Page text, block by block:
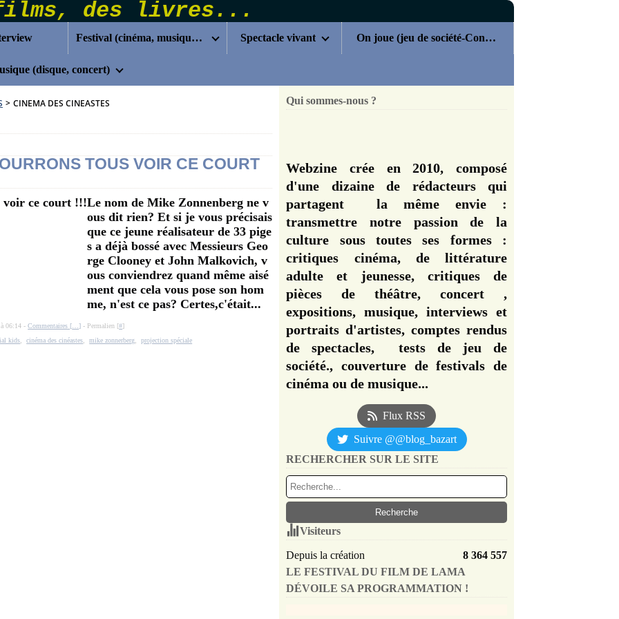
Festival (cinéma, musique...) Spectacle vivant On joue (jeu de société-Concours)
(disque, concert)
> CINEMA DES CINEASTES
TOUS VOIR CE COURT
Le nom de Mike Zonnenberg ne v
ous dit rien? Et si je vous précisais
que ce jeune réalisateur de 33 pige
s a déjà bossé avec Messieurs Geo
rge Clooney et John Malkovich, v
ous conviendrez quand même aisé
ment que cela vous pose son hom
me, n'est ce pas? Certes,c'était...
à 06:14 -Commentaires [ …] - Permalien [#]
kids ,cinéma des cinéastes ,mike zonnerberg ,projection spéciale
Qui sommes-nous ?
Webzine crée en 2010, composé
d'une dizaine de rédacteurs qui
partagent la même envie :
transmettre notre passion de la
culture sous toutes ses formes :
critiques cinéma, de littérature
adulte et jeunesse, critiques de
pièces de théâtre, concert ,
expositions, musique, interviews et
portraits d'artistes, comptes rendus
de spectacles, tests de jeu de
société., couverture de festivals de
cinéma ou de musique...
Flux RSS
Suivre @@blog_bazart
RECHERCHER SUR LE SITE
Visiteurs
Depuis la création
8 364 557
LE FESTIVAL DU FILM DE LAMA
DÉVOILE SA PROGRAMMATION !